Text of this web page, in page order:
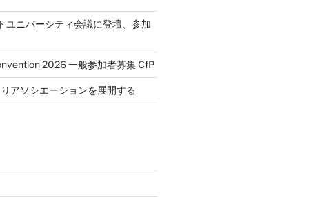
ユニバーシティ会議に登壇、参加
2026 一般参加者募集 CfP
アソシエーションを展開する